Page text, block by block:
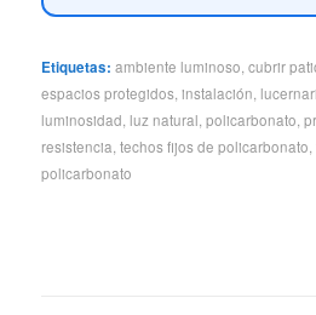
Etiquetas: ambiente luminoso cubrir
espacios protegidos, instalación
luminosidad luz natural policarbonato
resistencia techos fijos de policarbonato
policarbonato